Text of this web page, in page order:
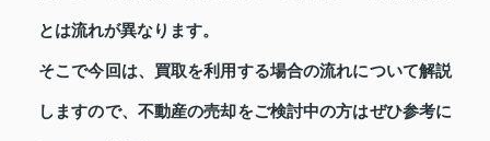
とは流れが異なります。
そこで今回は、買取を利用する場合の流れについて解説
しますので、不動産の売却をご検討中の方はぜひ参考に